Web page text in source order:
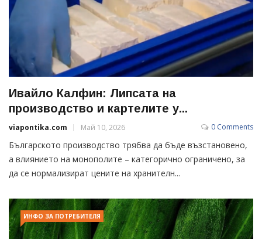
Ивайло Калфин: Липсата на
производство и картелите у...
viapontika.com Май 10, 2026 0 Comments
Българското производство трябва да бъде възстановено,
а влиянието на монополите – категорично ограничено, за
да се нормализират цените на хранителн...
ИНФО ЗА ПОТРЕБИТЕЛЯ